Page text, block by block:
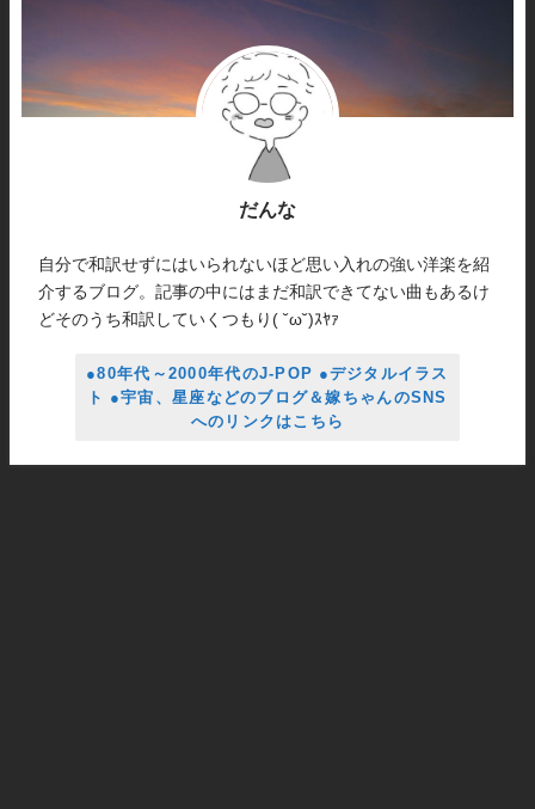
だんな
自分で和訳せずにはいられないほど思い入れの強い洋楽を紹
介するブログ。記事の中にはまだ和訳できてない曲もあるけ
どそのうち和訳していくつもり( ˘ω˘)ｽﾔｧ
●80年代～2000年代のJ-POP ●デジタルイラス
ト ●宇宙、星座などのブログ＆嫁ちゃんのSNS
へのリンクはこちら